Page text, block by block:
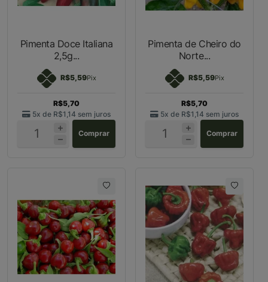
Pimenta Doce Italiana
2,5g...
R$5,59Pix
R$5,70
5x de R$1,14 sem juros
Comprar
Pimenta de Cheiro do
Norte...
R$5,59Pix
R$5,70
5x de R$1,14 sem juros
Comprar